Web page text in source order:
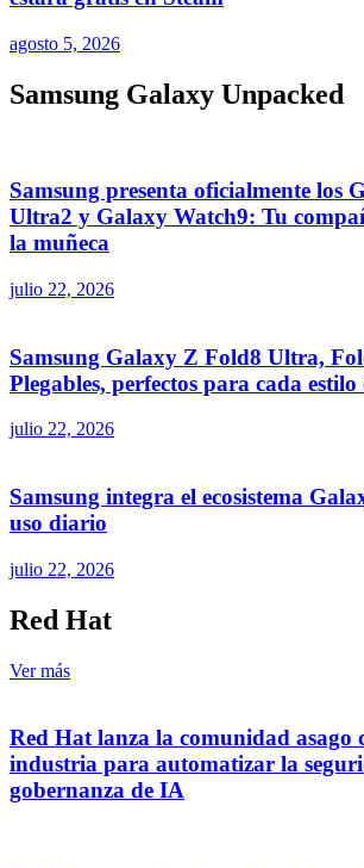
agosto 5, 2026
Samsung Galaxy Unpacked
Samsung presenta oficialmente los
Ultra2 y Galaxy Watch9: Tu
la muñeca
julio 22, 2026
Samsung Galaxy Z Fold8 Ultra,
Plegables, perfectos para cada
julio 22, 2026
Samsung integra el ecosistema
uso diario
julio 22, 2026
Red Hat
Ver más
Red Hat lanza la comunidad asago
industria para automatizar la
gobernanza de IA